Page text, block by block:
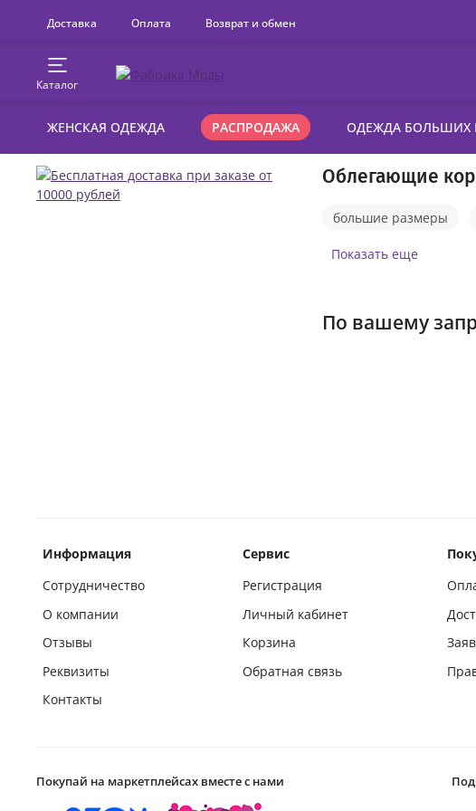
Доставка Оплата Возврат и обмен
Каталог
ЖЕНСКАЯ ОДЕЖДА РАСПРОДАЖА ОДЕЖДА БОЛЬШИХ
Облегающие
большие размеры
с пышной юбкой
Показать еще
По вашему
Информация
Сотрудничество
О компании
Отзывы
Реквизиты
Контакты
Сервис
Регистрация
Личный кабинет
Корзина
Обратная связь
Покупай на маркетплейсах вместе с нами